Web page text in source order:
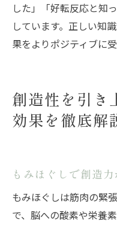
した」「好転反応と知
しています。正しい知
果をよりポジティブに
創造性を引き
効果を徹底解
もみほぐしで創造
もみほぐしは筋肉の緊
で、脳への酸素や栄養